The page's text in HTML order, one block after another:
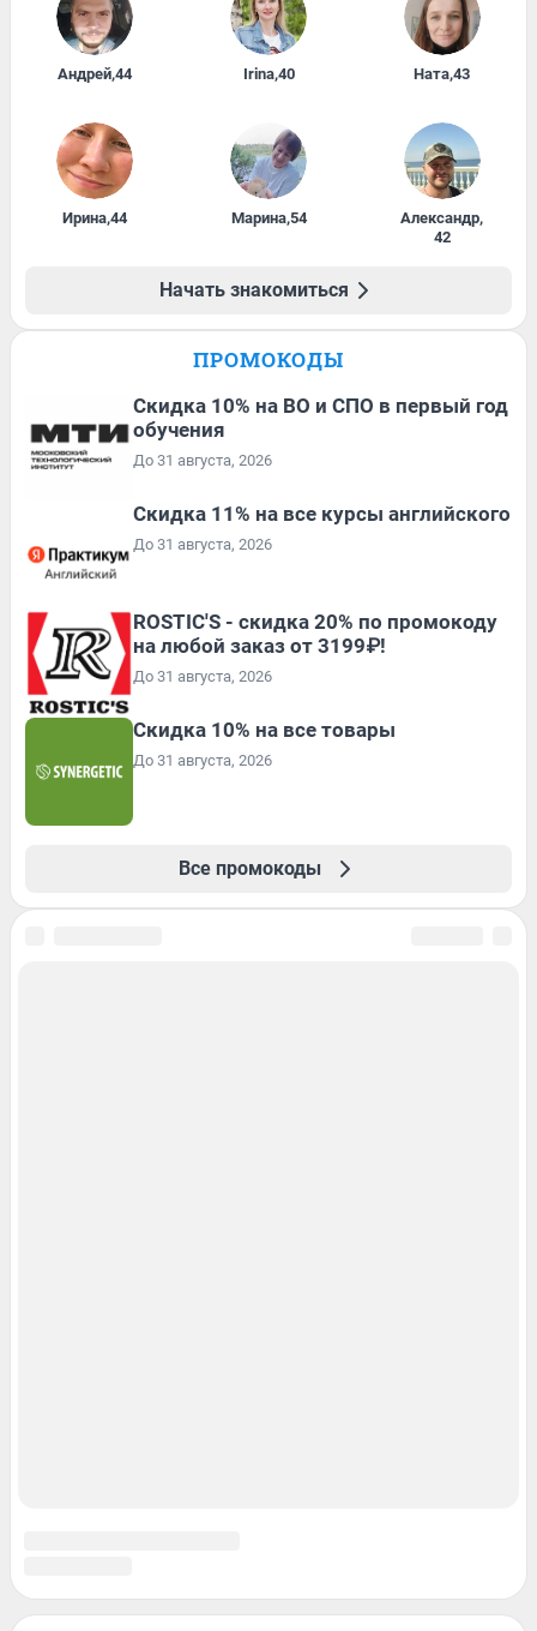
Андрей,44 Irina,40 Ната,43
Ирина,44 Марина,54 Александр,
42
Начать знакомиться
ПРОМОКОДЫ
Скидка 10% на ВО и СПО в первый год
обучения
До 31 августа, 2026
Скидка 11% на все курсы английского
До 31 августа, 2026
ROSTIC'S - скидка 20% по промокоду
на любой заказ от 3199₽!
До 31 августа, 2026
Скидка 10% на все товары
До 31 августа, 2026
Все промокоды